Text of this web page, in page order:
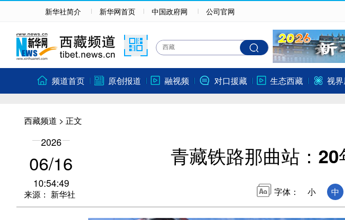
新华社简介 新华网首页 中国政府网 公司官网
频道首页 原创报道 融视频 对口援藏 生态西藏 视
西藏频道 > 正文
2026
06/16
10:54:49
来源： 新华社
青藏铁路那曲站：
字体： 小 中